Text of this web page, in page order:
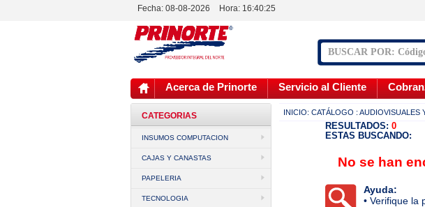
Fecha: 08-08-2026 Hora: 16:40:25
Acerca de Prinorte Servicio al Cliente
CATEGORIAS
INSUMOS COMPUTACION
CAJAS Y CANASTAS
PAPELERIA
TECNOLOGIA
INICIO: CATÁLOGO : AUDIOVISUALES
RESULTADOS: 0
ESTAS BUSCANDO:
No se han
Ayuda:
• Verifique la